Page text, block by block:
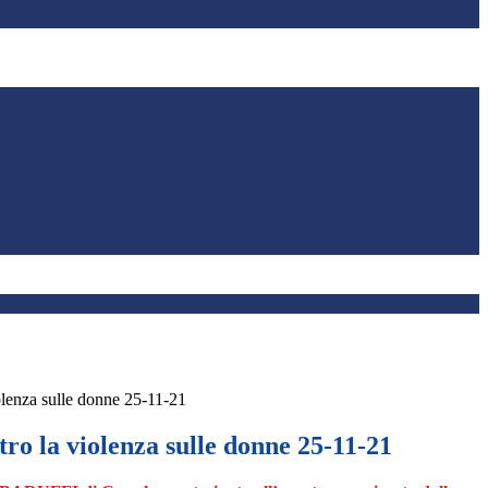
sulle donne 25-11-21
la violenza sulle donne 25-11-21